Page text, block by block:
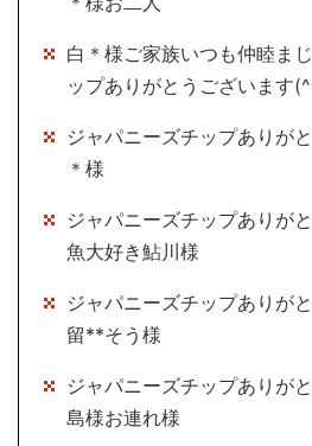
白＊様ご家族いつも仲睦ま
ップありがとうございます
ジャパニーズチップありが
＊様
ジャパニーズチップありが
魚大好き鮎川様
ジャパニーズチップありが
留**そう様
ジャパニーズチップありが
島様お連れ様